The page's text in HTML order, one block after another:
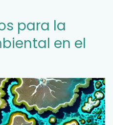
para la
en el